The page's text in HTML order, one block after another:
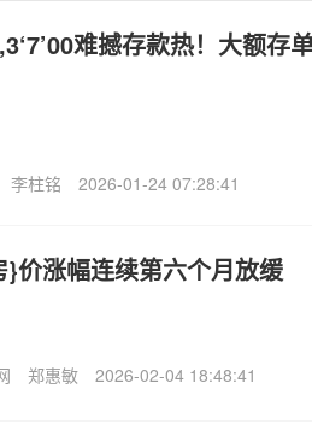
难撼存款热！大额存
李柱铭 2026-01-24 07:28:41
价涨幅连续第六个月放缓
郑惠敏 2026-02-04 18:48:41